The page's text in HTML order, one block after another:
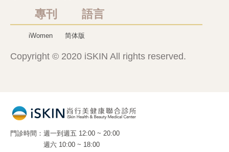
專刊 語言
iWomen 简体版
Copyright © 2020 iSKIN All rights reserved.
門診時間
週一到週五 12:00 ~ 20:00
週六 10:00 ~ 18:00